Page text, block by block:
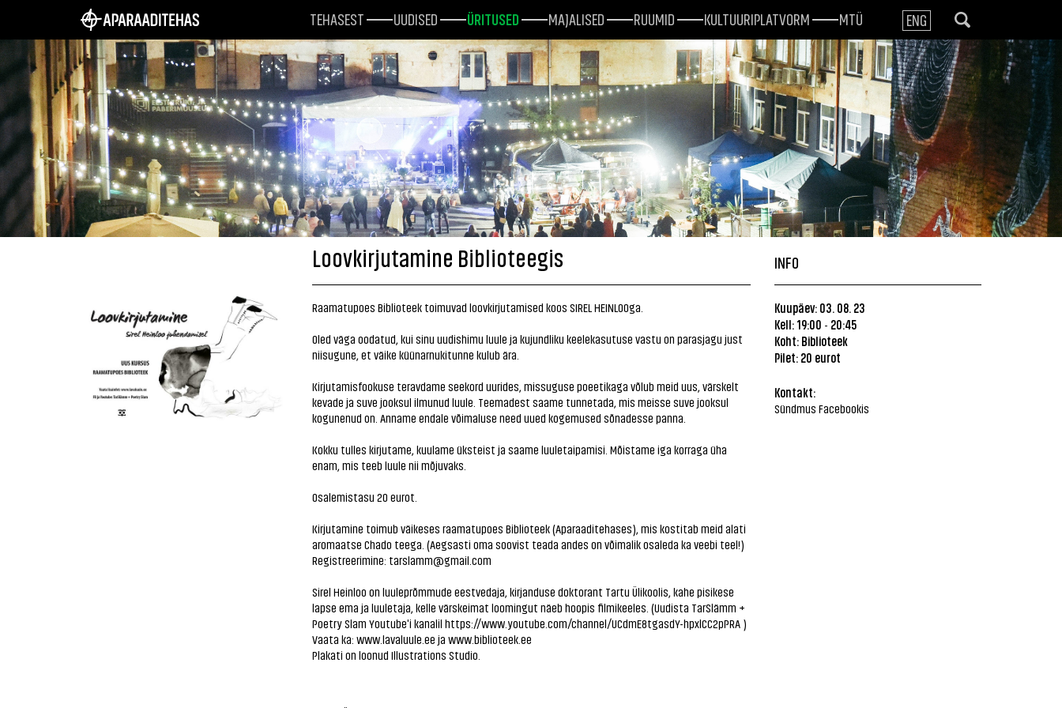
TEHASEST UUDISED ÜRITUSED MAJALISED RUUMID KULTUURIPLATVORM MTÜ ENG
Loovkirjutamine Biblioteegis
Raamatupoes Biblioteek toimuvad loovkirjutamised koos SIREL HEINLOOga.
Oled väga oodatud, kui sinu uudishimu luule ja kujundliku keelekasutuse vastu on parasjagu just
niisugune, et väike küünarnukitunne kulub ära.
Kirjutamisfookuse teravdame seekord uurides, missuguse poeetikaga võlub meid uus, värskelt
kevade ja suve jooksul ilmunud luule. Teemadest saame tunnetada, mis meisse suve jooksul
kogunenud on. Anname endale võimaluse need uued kogemused sõnadesse panna.
Kokku tulles kirjutame, kuulame üksteist ja saame luuletaipamisi. Mõistame iga korraga üha
enam, mis teeb luule nii mõjuvaks.
Osalemistasu 20 eurot.
Kirjutamine toimub väikeses raamatupoes Biblioteek (Aparaaditehases), mis kostitab meid alati
aromaatse Chado teega. (Aegsasti oma soovist teada andes on võimalik osaleda ka veebi teel!)
Registreerimine: tarslamm@gmail.com
Sirel Heinloo on luuleprõmmude eestvedaja, kirjanduse doktorant Tartu Ülikoolis, kahe pisikese
lapse ema ja luuletaja, kelle värskeimat loomingut näeb hoopis filmikeeles. (Uudista TarSlämm +
Poetry Slam Youtube'i kanalil https://www.youtube.com/channel/UCdmE8tgasdY-hpxlCC2pPRA)
Vaata ka: www.lavaluule.ee ja www.biblioteek.ee
Plakati on loonud Illustrations Studio.
INFO
Kuupäev: 03. 08. 23
Kell: 19:00 - 20:45
Koht: Biblioteek
Pilet: 20 eurot
Kontakt:
Sündmus Facebookis